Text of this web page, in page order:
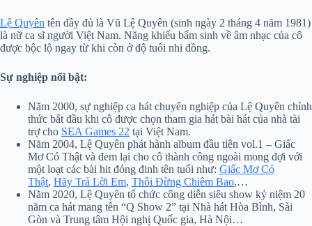
Lệ Quyên tên đầy đủ là Vũ Lệ Quyên (sinh ngày 2 tháng 4 năm 1981)
là nữ ca sĩ người Việt Nam. Năng khiếu bẩm sinh về âm nhạc của cô
được bộc lộ ngay từ khi còn ở độ tuổi nhi đồng.
Sự nghiệp nổi bật:
Năm 2000, sự nghiệp ca hát chuyên nghiệp của Lệ Quyên chính
thức bắt đầu khi cô được chọn tham gia hát bài hát của nhà tài
trợ cho SEA Games 22 tại Việt Nam.
Năm 2004, Lệ Quyên phát hành album đầu tiên vol.1 – Giấc
Mơ Có Thật và đem lại cho cô thành công ngoài mong đợi với
một loạt các bài hit đóng đinh tên tuổi như: Giấc Mơ Có
Thật, Hãy Trả Lời Em, Thôi Đừng Chiêm Bao,…
Năm 2020, Lệ Quyên tổ chức công diễn siêu show kỷ niệm 20
năm ca hát mang tên “Q Show 2” tại Nhà hát Hòa Bình, Sài
Gòn và Trung tâm Hội nghị Quốc gia, Hà Nội…